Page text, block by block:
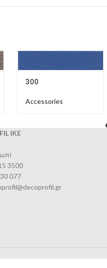
300
Accessories
IKE
3500
077